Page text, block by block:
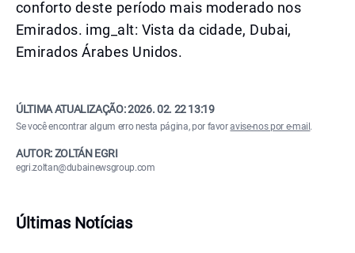
conforto deste período mais moderado nos
Emirados. img_alt: Vista da cidade, Dubai,
Emirados Árabes Unidos.
ÚLTIMA ATUALIZAÇÃO:2026. 02. 22 13:19
Se você encontrar algum erro nesta página, por favoravise-nos por e-mail .
AUTOR: ZOLTÁN EGRI
egri.zoltan@dubainewsgroup.com
Últimas Notícias